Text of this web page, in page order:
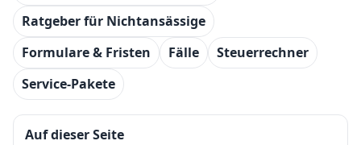
Ratgeber für Nichtansässige
Formulare & Fristen
Fälle
Steuerrechner
Service-Pakete
Auf dieser Seite